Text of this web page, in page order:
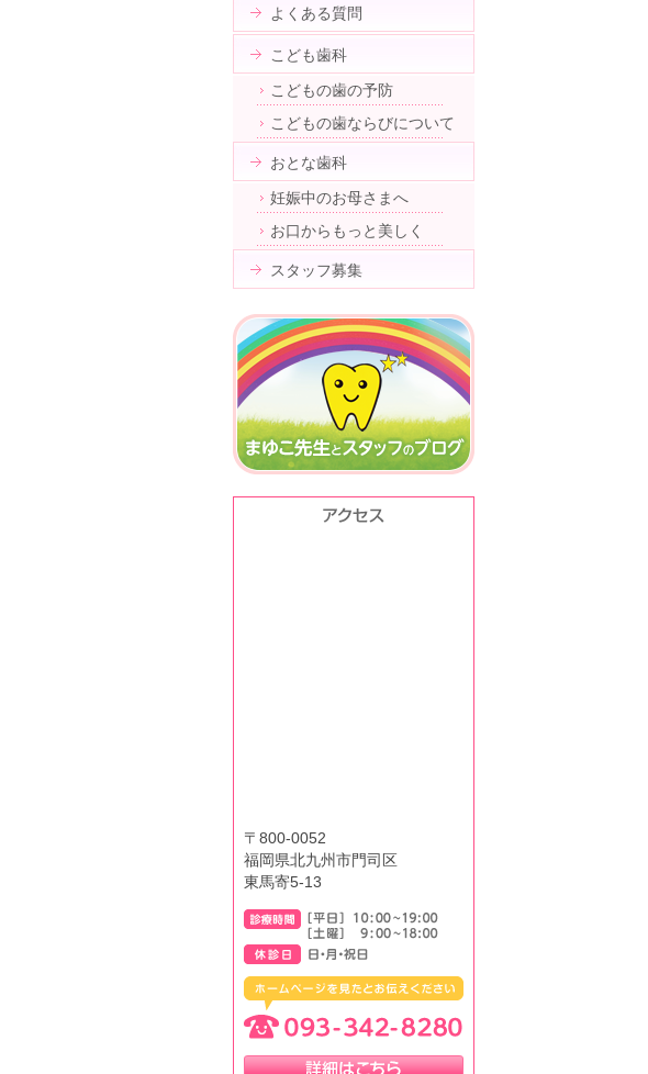
よくある質問
こども歯科
こどもの歯の予防
こどもの歯ならびについて
おとな歯科
妊娠中のお母さまへ
お口からもっと美しく
スタッフ募集
〒800-0052
福岡県北九州市門司区
東馬寄5-13